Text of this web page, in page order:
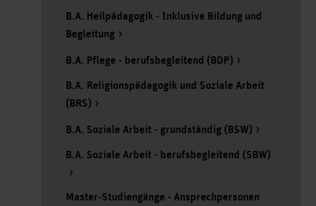
B.A. Heilpädagogik - Inklusive Bildung und
Begleitung
B.A. Pflege - berufsbegleitend (BDP)
B.A. Religionspädagogik und Soziale Arbeit
(BRS)
B.A. Soziale Arbeit - grundständig (BSW)
B.A. Soziale Arbeit - berufsbegleitend (SBW)
Master-Studiengänge - Ansprechpersonen